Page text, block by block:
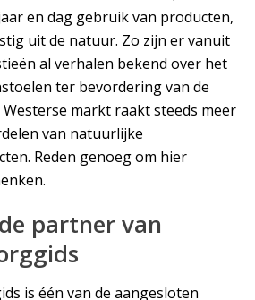
en dag gebruik van producten,
uit de natuur. Zo zijn er vanuit
al verhalen bekend over het
ter bevordering van de
Westerse markt raakt steeds meer
van natuurlijke
Reden genoeg om hier
partner van
is één van de aangesloten